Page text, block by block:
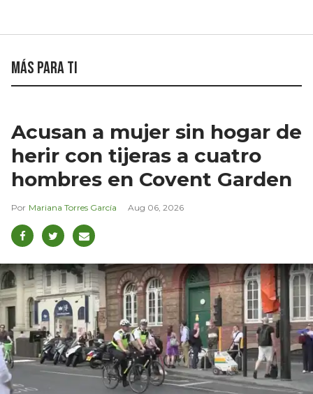
Más para ti
Acusan a mujer sin hogar de
herir con tijeras a cuatro
hombres en Covent Garden
Mariana Torres García Aug 06, 2026